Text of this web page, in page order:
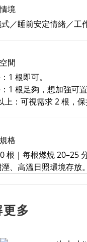
境
／睡前安定情緒／工
間
1 根即可。
1 根足夠，想加強可置
上：可視需求 2 根，保
格
根｜每根燃燒 20–25
、高溫日照環境存放。
多